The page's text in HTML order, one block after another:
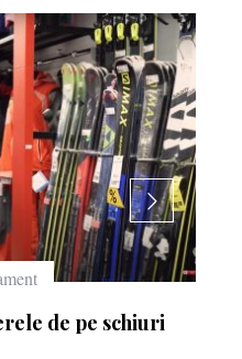
de pe schiuri